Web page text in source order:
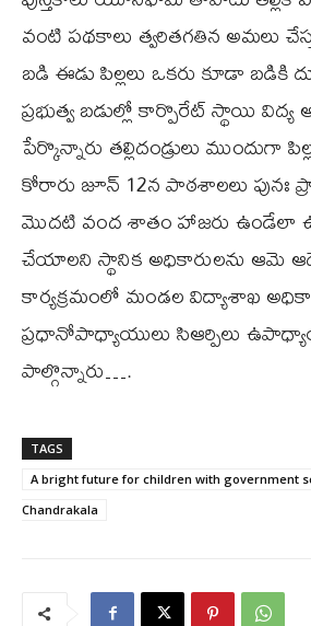
వంటి పథకాలు త్వరితగతిన అమలు
బడి ఈడు పిల్లలు ఒకరు కూడా బడికి
ప్రభుత్వ బడుల్లో కార్పొరేట్ స్థాయి విద్య
పేర్కొన్నారు తల్లిదండ్రులు ముందుగా
కోరారు జూన్ 12న పాఠశాలలు పునః
మొదటి వంద శాతం హాజరు ఉండేలా
చేయాలని స్థానిక అధికారులను ఆమె
కార్యక్రమంలో మండల విద్యాశాఖ
ప్రధానోపాధ్యాయులు సిఆర్పిలు
పాల్గొన్నారు….
TAGS
A bright future for children with government
Chandrakala